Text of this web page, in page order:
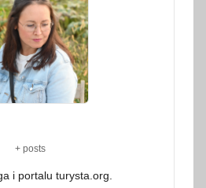
+ posts
i portalu turysta.org.